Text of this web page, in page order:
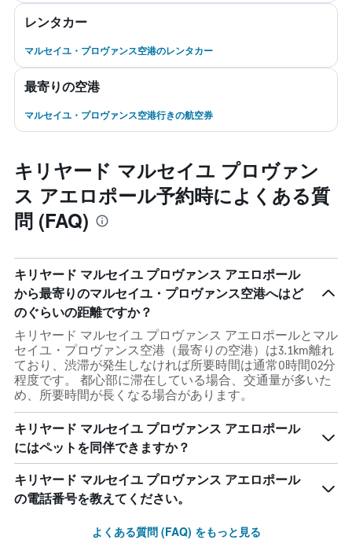
レンタカー
マルセイユ・プロヴァンス空港のレンタカー
最寄りの空港
マルセイユ・プロヴァンス空港行きの航空券
キリヤード マルセイユ プロヴァン
ス アエロポール予約時によくある質
問 (FAQ)
キリヤード マルセイユ プロヴァンス アエロポール
から最寄りのマルセイユ・プロヴァンス空港へはど
のぐらいの距離ですか？
キリヤード マルセイユ プロヴァンス アエロポールとマル
セイユ・プロヴァンス空港（最寄りの空港）は3.1km離れ
ており、渋滞が発生しなければ所要時間は通常0時間02分
程度です。 都心部に滞在している場合、交通量が多いた
め、所要時間が長くなる場合があります。
キリヤード マルセイユ プロヴァンス アエロポール
にはペットを同伴できますか？
キリヤード マルセイユ プロヴァンス アエロポール
の電話番号を教えてください。
よくある質問 (FAQ) をもっと見る